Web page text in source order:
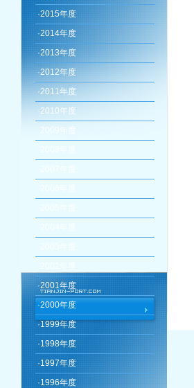
·2015年度
·2014年度
·2013年度
·2012年度
·2011年度
·2010年度
2009年度
·2001年度
·2000年度
·1999年度
·1998年度
·1997年度
·1996年度